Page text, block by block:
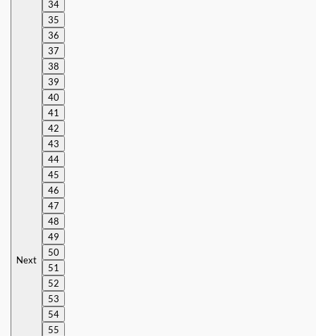
Next
34
35
36
37
38
39
40
41
42
43
44
45
46
47
48
49
50
51
52
53
54
55